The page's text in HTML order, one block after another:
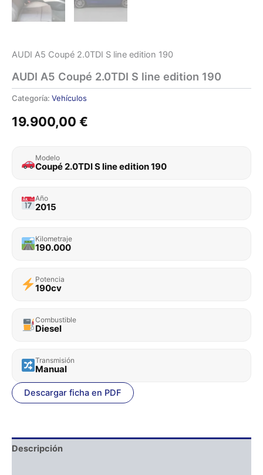
AUDI A5 Coupé 2.0TDI S line edition 190
AUDI A5 Coupé 2.0TDI S line edition 190
Categoría: Vehículos
19.900,00 €
Modelo
Coupé 2.0TDI S line edition 190
Año
2015
Kilometraje
190.000
Potencia
190cv
Combustible
Diesel
Transmisión
Manual
Descargar ficha en PDF
Descripción